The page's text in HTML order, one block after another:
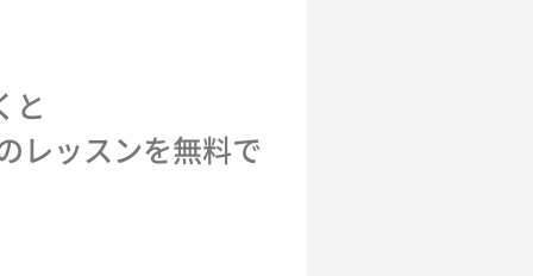
と
レッスンを無料で